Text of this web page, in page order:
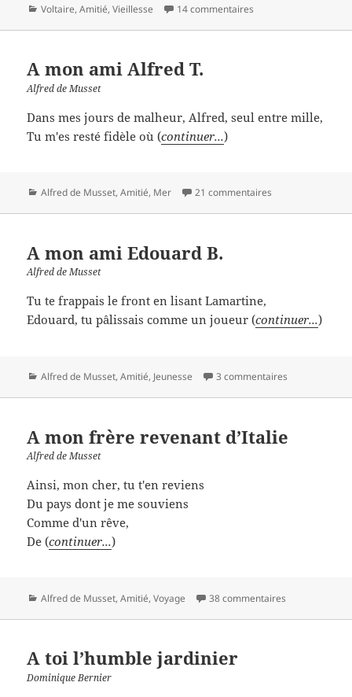
Catégories
Voltaire,Amitié,Vieillesse 14 commentaires
A mon ami Alfred T.
Alfred de Musset
Dans mes jours de malheur, Alfred, seul entre mille,
Tu m'es resté fidèle où (continuer...)
Catégories
Alfred de Musset,Amitié, Mer 21 commentaires
A mon ami Edouard B.
Alfred de Musset
Tu te frappais le front en lisant Lamartine,
Edouard, tu pâlissais comme un joueur (continuer...)
Catégories
Alfred de Musset,Amitié, Jeunesse 3 commentaires
A mon frère revenant d’Italie
Alfred de Musset
Ainsi, mon cher, tu t'en reviens
Du pays dont je me souviens
Comme d'un rêve,
De (continuer...)
Catégories
Alfred de Musset,Amitié,Voyage 38 commentaires
A toi l’humble jardinier
Dominique Bernier